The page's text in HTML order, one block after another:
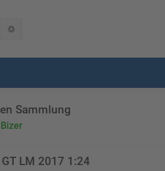
Suche
Sammlung
LM 2017 1:24